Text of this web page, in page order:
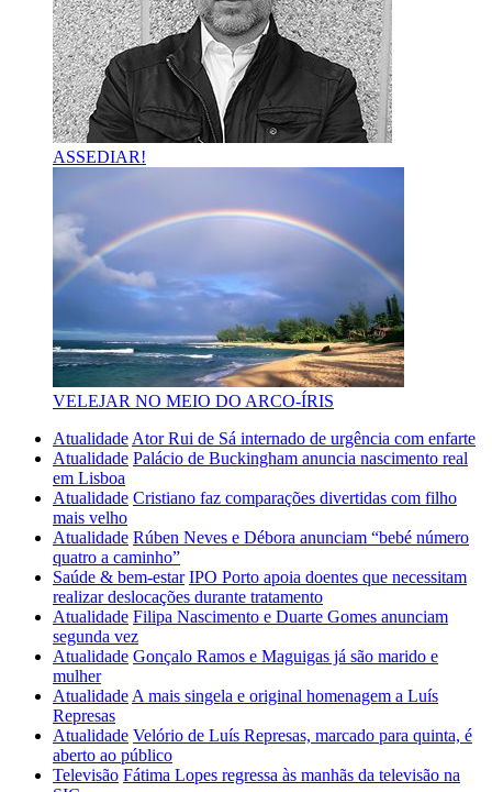
ASSEDIAR!
VELEJAR NO MEIO DO ARCO-ÍRIS
Atualidade Ator Rui de Sá internado de urgência com enfarte
Atualidade Palácio de Buckingham anuncia nascimento real
em Lisboa
Atualidade Cristiano faz comparações divertidas com filho
mais velho
Atualidade Rúben Neves e Débora anunciam “bebé número
quatro a caminho”
Saúde & bem-estar IPO Porto apoia doentes que necessitam
realizar deslocações durante tratamento
Atualidade Filipa Nascimento e Duarte Gomes anunciam
segunda vez
Atualidade Gonçalo Ramos e Maguigas já são marido e
mulher
Atualidade A mais singela e original homenagem a Luís
Represas
Atualidade Velório de Luís Represas, marcado para quinta, é
aberto ao público
Televisão Fátima Lopes regressa às manhãs da televisão na